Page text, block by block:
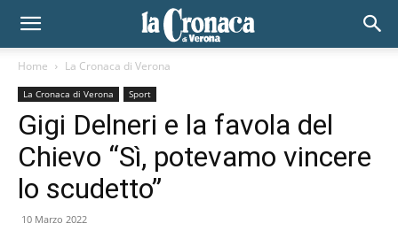
Home La Cronaca di Verona
La Cronaca di Verona Sport
Gigi Delneri e la favola del
Chievo “Sì, potevamo vincere
lo scudetto”
10 Marzo 2022